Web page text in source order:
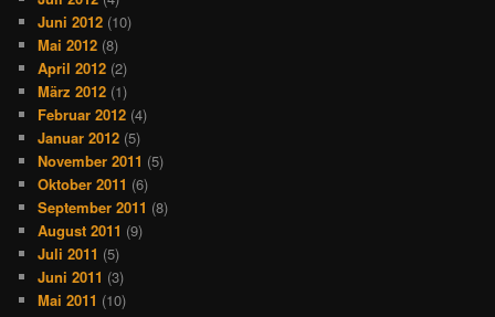
Juni 2012 (10)
Mai 2012 (8)
April 2012 (2)
März 2012 (1)
Februar 2012 (4)
Januar 2012 (5)
November 2011 (5)
Oktober 2011 (6)
September 2011 (8)
August 2011 (9)
Juli 2011 (5)
Juni 2011 (3)
Mai 2011 (10)